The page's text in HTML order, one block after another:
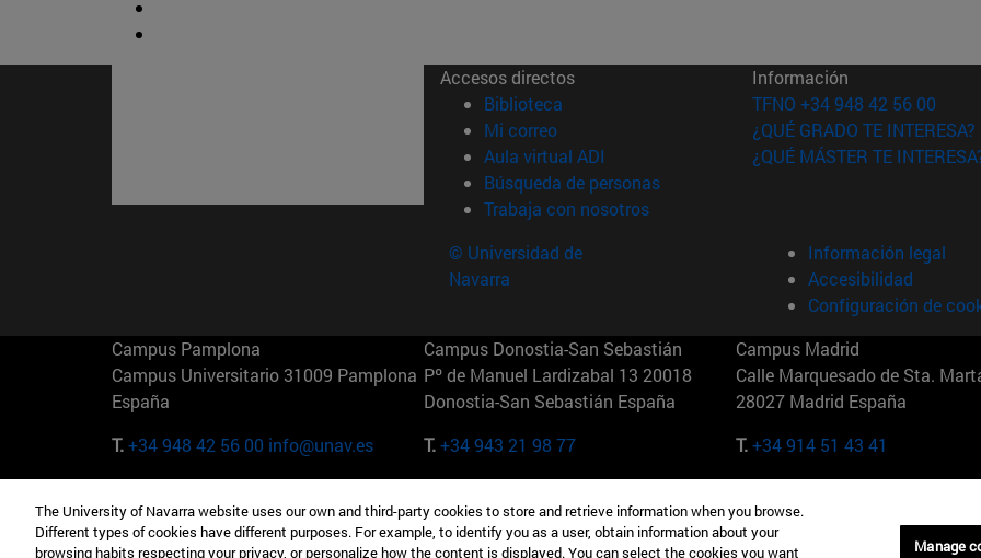
Accesos directos
Biblioteca (abre en nueva ventana)
Mi correo(abre en nueva ventana)
Aula virtual ADI (abre en nueva ventana)
Búsqueda de personas(abre en nueva ventana)
Trabaja con nosotros(abre en nueva ventana)
Información
TFNO +34 948 42 56 00
¿QUÉ GRADO TE INTERESA?
¿QUÉ MÁSTER TE
© Universidad de
Navarra
Información legal
Accesibilidad
Configuración de
Campus Pamplona
Campus Universitario 31009 Pamplona
España
T.+34 948 42 56 00 info@unav.es
Campus Donostia-San Sebastián
Pº de Manuel Lardizabal 13 20018
Donostia-San Sebastián España
T.+34 943 21 98 77
Campus Madrid
Calle Marquesado de Sta.
28027 Madrid España
T.+34 914 51 43 41
Camino del Cerro Águila 3 28023
Madrid España
165 W 57th St 10019-2201 Nueva York
EE.UU
Maria-Theresia-Straße 15 81675
Múnich Alemania
The University of Navarra website uses our own and third-party cookies to store and retrieve information when you browse.
Different types of cookies have different purposes. For example, to identify you as a user, obtain information about your
browsing habits respecting your privacy, or personalize how the content is displayed. You can select the cookies you want
Manage